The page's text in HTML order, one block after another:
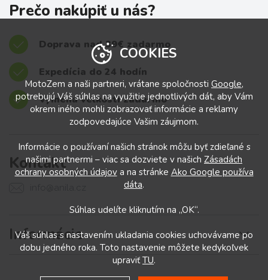
Prečo nakúpiť u nás?
Doprava nad 39€ zadarmo
Expedícia do 24 hodín
Výmena veľkostí zadarmo
Informácie
Kontakt
COOKIES
MotoZem a naši partneri, vrátane spoločnosti Google,
potrebujú Váš súhlas na využitie jednotlivých dát, aby Vám
okrem iného mohli zobrazovať informácie a reklamy
zodpovedajúce Vašim záujmom.
Informácie o používaní našich stránok môžu byť zdieľané s
našimi partnermi – viac sa dozviete v našich Zásadách
ochrany osobných údajova na stránke Ako Google používa
dáta.
Súhlas udelíte kliknutím na „OK“.
Váš súhlas s nastavením ukladania cookies uchovávame po
dobu jedného roka. Toto nastavenie môžete kedykoľvek
upraviťTU.